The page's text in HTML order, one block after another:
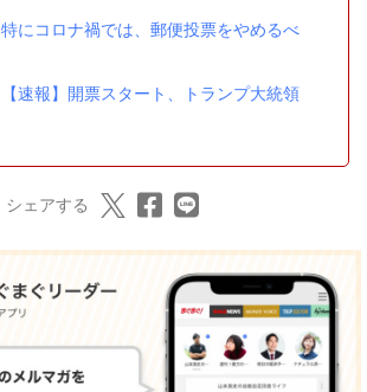
特にコロナ禍では、郵便投票をやめるべ
【速報】開票スタート、トランプ大統領
シェアする